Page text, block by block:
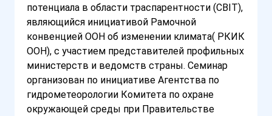
потенциала в области траспарентности (CBIT),
являющийся инициативой Рамочной
конвенцией ООН об изменении климата( РКИК
ООН), с участием представителей профильных
министерств и ведомств страны. Семинар
организован по инициативе Агентства по
гидрометеорологии Комитета по охране
окружающей среды при Правительстве